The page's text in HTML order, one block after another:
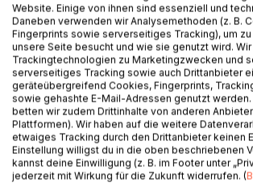
Mit seinen Gefährten Milailee und Delavar
Sil ir in das Zwergenreich gereist. Dort
die Zwerge bei ihrem Kampf gegen die
zum anderen die Bande zwischen den
festigen. Seite an Seite kämpfen sie
Kobolde. Als dann die Qorinsha Shrizardr,
Schattenelfen, auftauchen, beschließen
mysteriöse Elfenvolk herauszufinden.
sich aufmacht, um beim Hohen Rat der
Hinweisen zu suchen, ziehen Milailee und
Website. Einige von ihnen sind essenziell und
Daneben verwenden wir Analysemethoden (z. B.
Fingerprints sowie serverseitiges Tracking), um
unsere Seite besucht und wie sie genutzt wird.
Trackingtechnologien zu Marketingzwecken und
serverseitiges Tracking sowie auch Drittanbieter
geräteübergreifend Cookies, Fingerprints,
sowie gehashte E-Mail-Adressen genutzt werden.
betten wir zudem Drittinhalte von anderen
Plattformen). Wir haben auf die weitere
etwaiges Tracking durch den Drittanbieter keinen
Einstellung willigst du in die oben beschriebenen
kannst deine Einwilligung (z. B. im Footer unter
jederzeit mit Wirkung für die Zukunft widerrufen. (